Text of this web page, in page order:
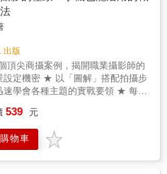
， 動靜都很
行為，因此總會有些僵硬。使用
種表現手法，能夠緩和模特兒對於
感受，因此能夠帶出她們較為自然
艷 照片能夠補
能夠拍攝到令人驚豔的瞬間。 ③讓
，必然會
及模特兒都意想不到的偶然性。刻
出版
頂尖商攝案例，揭開職業攝影師的
「圖解」搭配拍攝步
學會各種主題的實戰要領 ★ 每個
深效果 ★ 用手機拍也能受
與技巧，一本就搞定！ 【看過本
539 元
物車